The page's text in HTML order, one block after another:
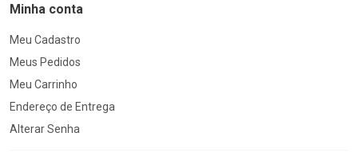
Minha conta
Meu Cadastro
Meus Pedidos
Meu Carrinho
Endereço de Entrega
Alterar Senha